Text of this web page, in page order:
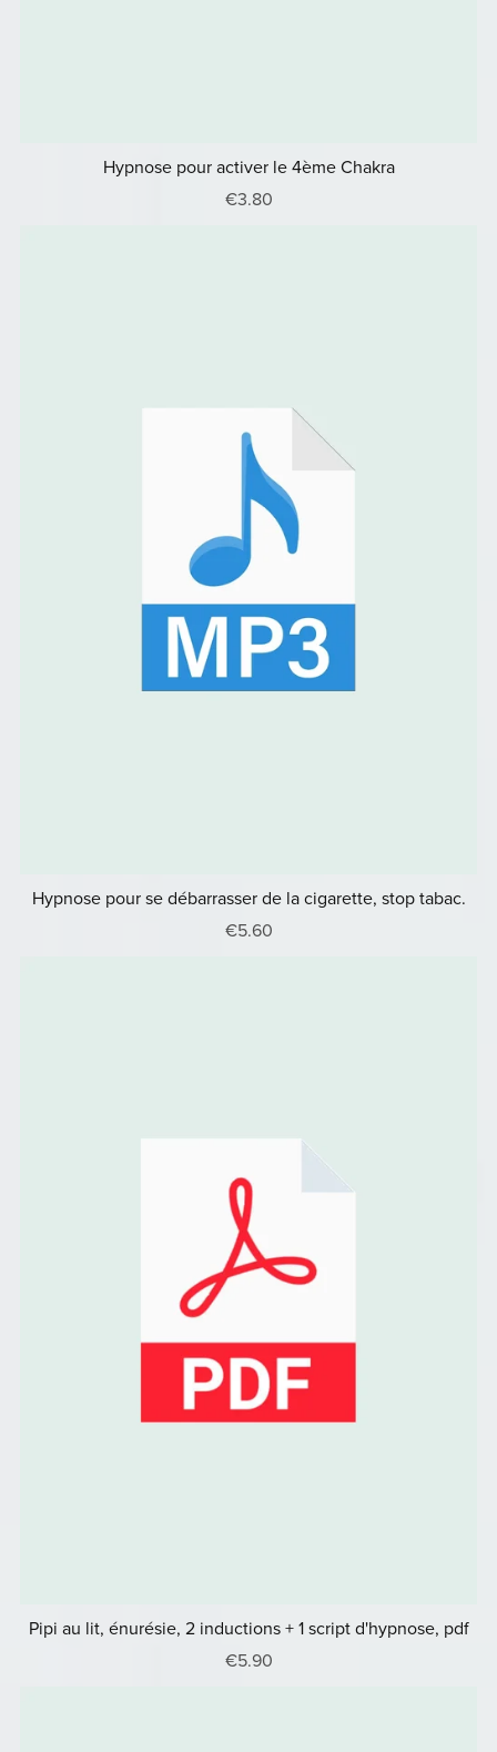
Hypnose pour activer le 4ème Chakra
€3.80
Hypnose pour se débarrasser de la cigarette, stop tabac.
€5.60
Pipi au lit, énurésie, 2 inductions + 1 script d'hypnose, pdf
€5.90